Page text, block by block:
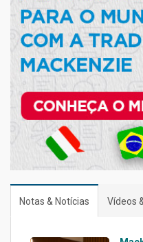
Notas & Notícias Vídeos